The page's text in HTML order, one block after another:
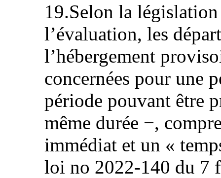
19.Selon la
l’évaluation, les
l’hébergement
concernées pour une
période pouvant être
même durée −,
immédiat et un «
loi no 2022-140 du 7